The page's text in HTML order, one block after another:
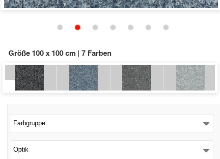
Größe 100 x 100 cm | 7 Farben
Farbgruppe
Optik
Schließen